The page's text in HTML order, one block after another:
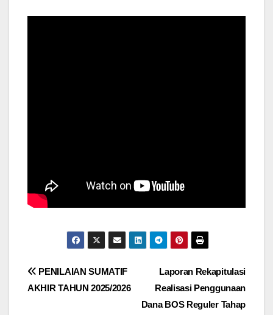
Post
Laporan Rekapitulasi
Realisasi Penggunaan
Dana BOS Reguler Tahap
PENILAIAN SUMATIF
AKHIR TAHUN 2025/2026